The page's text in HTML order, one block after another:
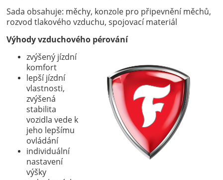
Sada obsahuje: měchy, konzole pro připevnění měchů,
rozvod tlakového vzduchu, spojovací materiál
Výhody vzduchového pérování
zvýšený jízdní
komfort
lepší jízdní
vlastnosti,
zvýšená
stabilita
vozidla vede k
jeho lepšímu
ovládání
individuální
nastavení
výšky